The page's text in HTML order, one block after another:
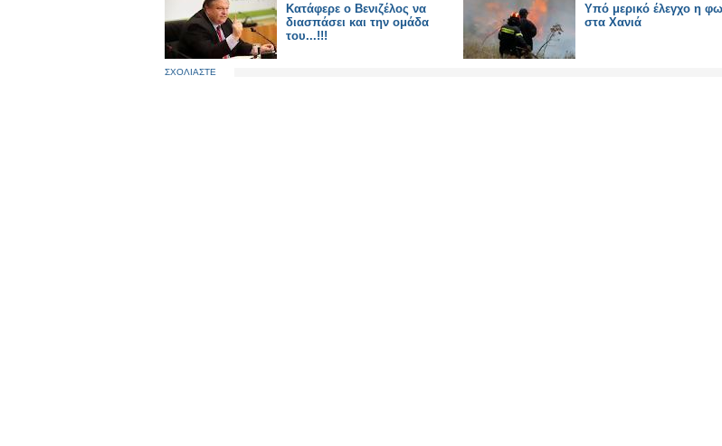
Κατάφερε ο Βενιζέλος να
διασπάσει και την ομάδα
του...!!!
Υπό μερικό έλεγχο η
στα Χανιά
ΣΧΟΛΙΑΣΤΕ